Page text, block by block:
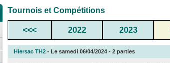
Tournois et Compétitions
<<< 2022 2023
Hiersac TH2 - Le samedi 06/04/2024 - 2 parties